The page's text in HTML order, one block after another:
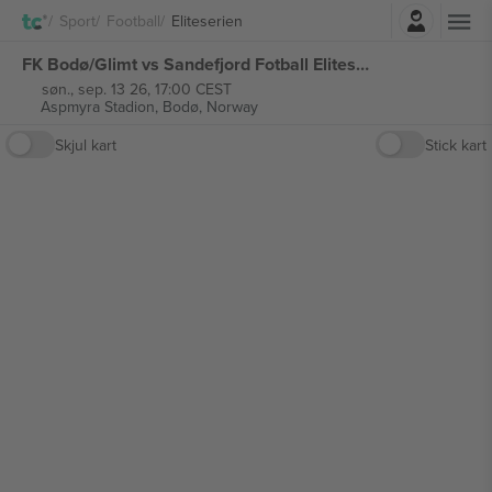
Sport Football Eliteserien
FK Bodø/Glimt vs Sandefjord Fotball Eliteserien billetter
søn., sep. 13 26, 17:00 CEST
Aspmyra Stadion, Bodø, Norway
Skjul kart
Stick kart